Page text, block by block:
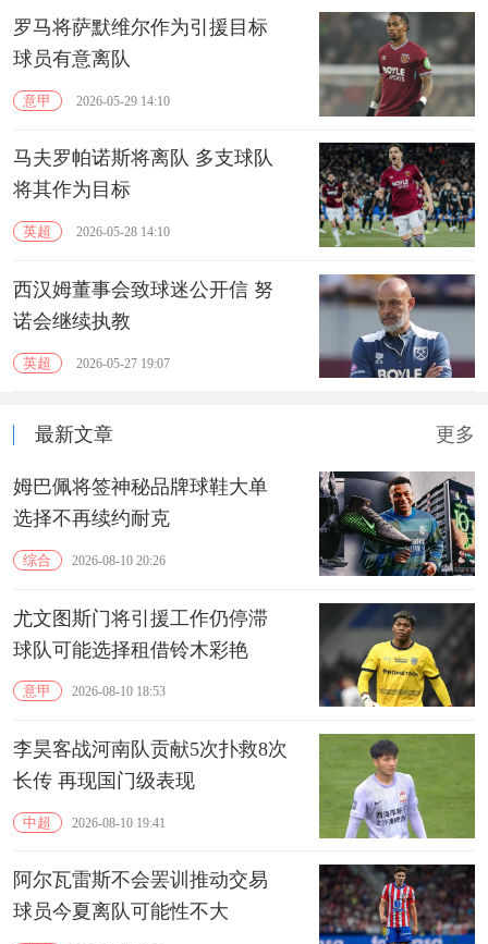
罗马将萨默维尔作为引援目标
球员有意离队
意甲 2026-05-29 14:10
马夫罗帕诺斯将离队 多支球队
将其作为目标
英超 2026-05-28 14:10
西汉姆董事会致球迷公开信 努
诺会继续执教
英超 2026-05-27 19:07
最新文章 更多
姆巴佩将签神秘品牌球鞋大单
选择不再续约耐克
综合 2026-08-10 20:26
尤文图斯门将引援工作仍停滞
球队可能选择租借铃木彩艳
意甲 2026-08-10 18:53
李昊客战河南队贡献5次扑救8次
长传 再现国门级表现
中超 2026-08-10 19:41
阿尔瓦雷斯不会罢训推动交易
球员今夏离队可能性不大